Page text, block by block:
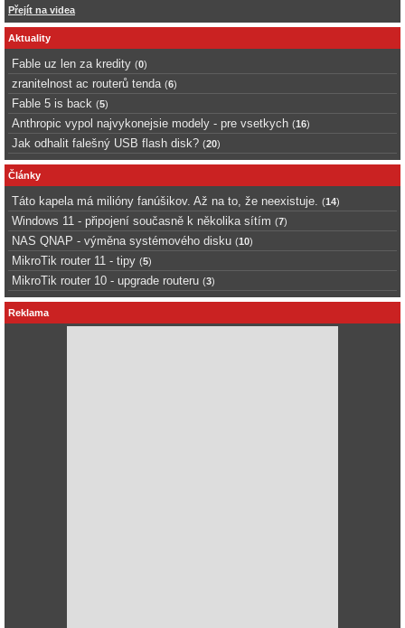
Přejít na videa
Aktuality
Fable uz len za kredity (0)
zranitelnost ac routerů tenda (6)
Fable 5 is back (5)
Anthropic vypol najvykonejsie modely - pre vsetkych (16)
Jak odhalit falešný USB flash disk? (20)
Články
Táto kapela má milióny fanúšikov. Až na to, že neexistuje. (14)
Windows 11 - připojení současně k několika sítím (7)
NAS QNAP - výměna systémového disku (10)
MikroTik router 11 - tipy (5)
MikroTik router 10 - upgrade routeru (3)
Reklama